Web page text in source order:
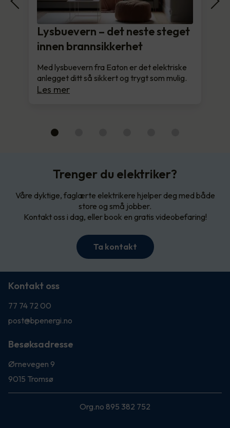
Lysbuevern – det neste steget
innen brannsikkerhet
Med lysbuevern fra Eaton er det elektriske
anlegget ditt så sikkert og trygt som mulig.
Les mer
Trenger du elektriker?
Våre dyktige, faglærte elektrikere hjelper deg med både
store og små jobber.
Kontakt oss i dag, eller book en gratis videobefaring!
Ta kontakt
Kontakt oss
77 74 72 00
post@bpenergi.no
Besøksadresse
Ørnevegen 9
9015 Tromsø
Org.no 895 382 752